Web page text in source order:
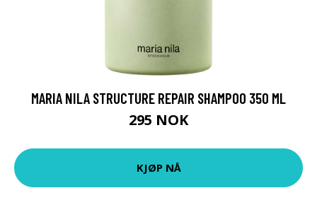
MARIA NILA STRUCTURE REPAIR SHAMPOO 350 ML
295 NOK
KJØP NÅ